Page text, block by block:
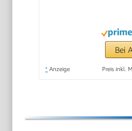
mit 2
Bei
* Anzeige Preis inkl.